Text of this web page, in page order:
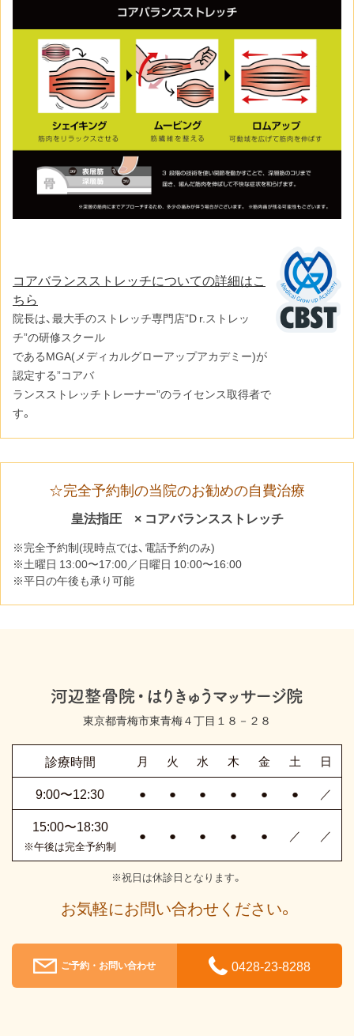
コアバランスストレッチについての詳細はこ
ちら
院長は、最大手のストレッチ専門店”D r.ストレッ
チ”の研修スクール
であるMGA(メディカルグローアップアカデミー)が
認定する”コアバ
ランスストレッチトレーナー”のライセンス取得者で
す。
☆完全予約制の当院のお勧めの自費治療
皇法指圧 × コアバランスストレッチ
※完全予約制(現時点では、電話予約のみ)
※土曜日 13:00〜17:00／日曜日 10:00〜16:00
※平日の午後も承り可能
東京都青梅市東青梅４丁目１８－２８
診療時間 月 火 水 木 金 土 日
9:00〜12:30 ● ● ● ● ● ● ／
15:00〜18:30
※午後は完全予約制
● ● ● ● ● ／ ／
※祝日は休診日となります。
お気軽にお問い合わせください。
ご予約・お問い合わせ 0428-23-8288